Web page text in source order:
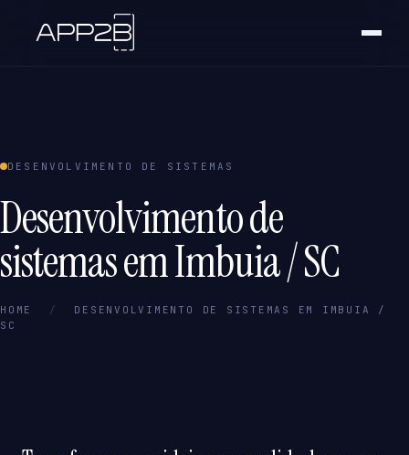
DESENVOLVIMENTO DE SISTEMAS
Desenvolvimento de
sistemas em Imbuia / SC
HOME /
DESENVOLVIMENTO DE SISTEMAS EM IMBUIA /
SC